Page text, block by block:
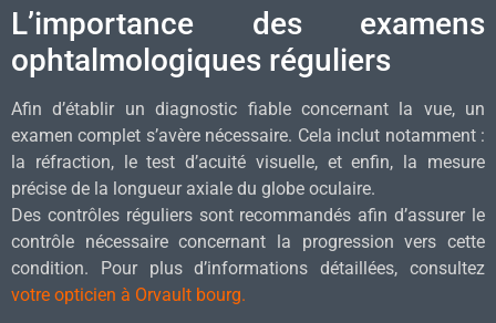
L’importance des examens
ophtalmologiques réguliers
Afin d’établir un diagnostic fiable concernant la vue, un
examen complet s’avère nécessaire. Cela inclut notamment :
la réfraction, le test d’acuité visuelle, et enfin, la mesure
précise de la longueur axiale du globe oculaire.
Des contrôles réguliers sont recommandés afin d’assurer le
contrôle nécessaire concernant la progression vers cette
condition. Pour plus d’informations détaillées, consultez
votre opticien à Orvault bourg.